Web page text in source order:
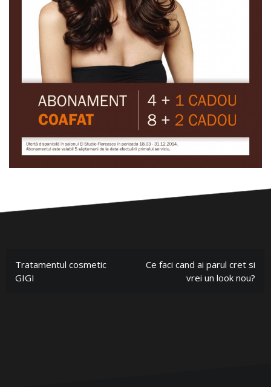
Tratamentul cosmetic
GIGI
Ce faci cand ai parul cret si
vrei un look nou?